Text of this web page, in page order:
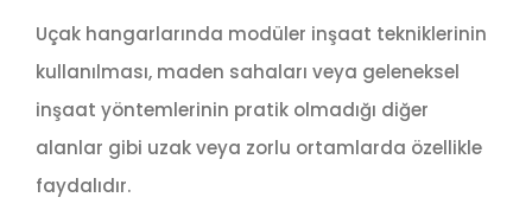
Uçak hangarlarında modüler inşaat tekniklerinin
kullanılması, maden sahaları veya geleneksel
inşaat yöntemlerinin pratik olmadığı diğer
alanlar gibi uzak veya zorlu ortamlarda özellikle
faydalıdır.